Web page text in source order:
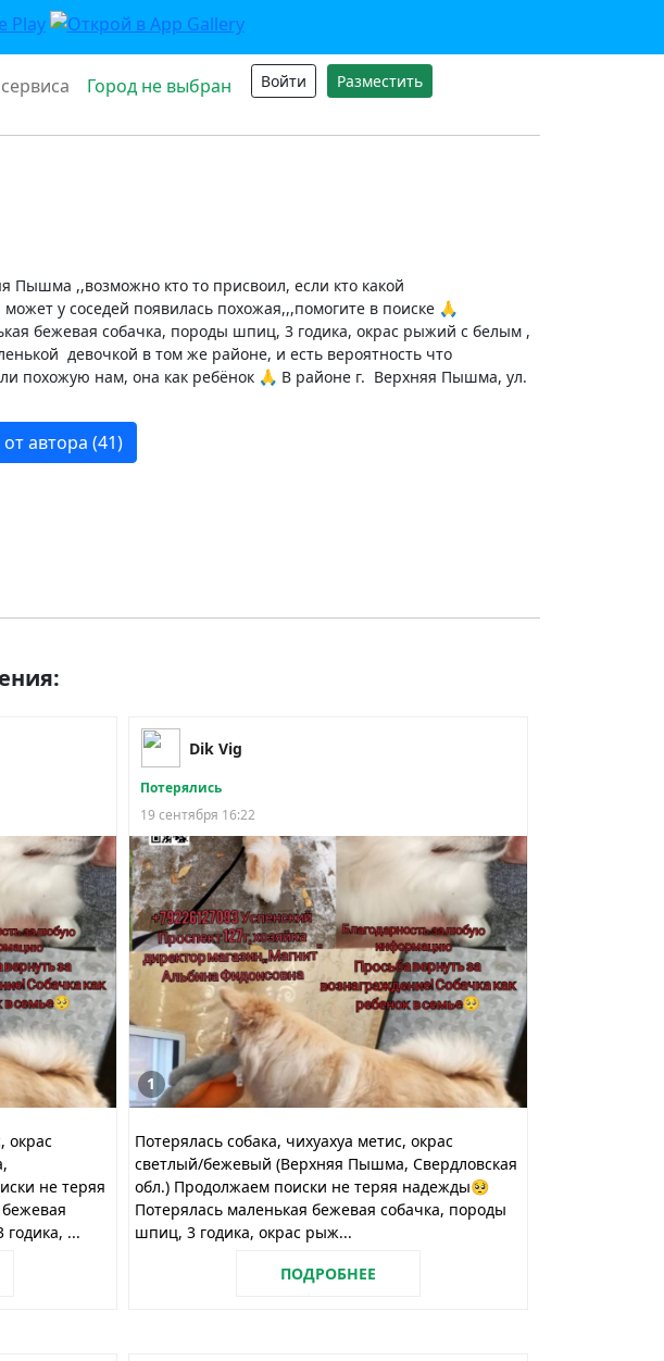
Город не выбран Войти Разместить
Пышма ,,возможно кто то присвоил, если кто какой
у соседей появилась похожая,,,помогите в поиске 🙏
бежевая собачка, породы шпиц, 3 годика, окрас рыжий с белым ,
девочкой в том же районе, и есть вероятность что
похожую нам, она как ребёнок 🙏 В районе г. Верхняя Пышма, ул.
автора (41)
окрас
не теряя
...
Dik Vig
Потерялись
19 сентября 16:22
1
Потерялась собака, чихуахуа метис, окрас
светлый/бежевый (Верхняя Пышма, Свердловская
обл.) Продолжаем поиски не теряя надежды🥺
Потерялась маленькая бежевая собачка, породы
шпиц, 3 годика, окрас рыж...
ПОДРОБНЕЕ